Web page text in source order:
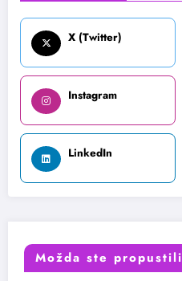
X (Twitter)
Instagram
LinkedIn
Možda ste propustili